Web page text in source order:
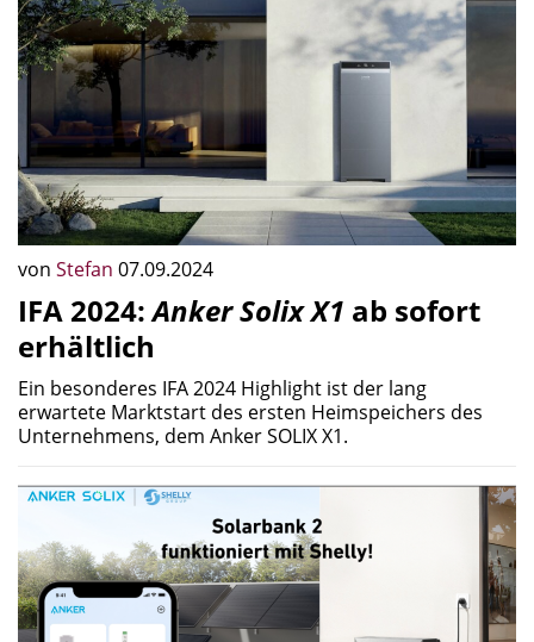
von Stefan 07.09.2024
IFA 2024:Anker Solix X1 ab sofort
erhältlich
Ein besonderes IFA 2024 Highlight ist der lang
erwartete Marktstart des ersten Heimspeichers des
Unternehmens, dem Anker SOLIX X1.